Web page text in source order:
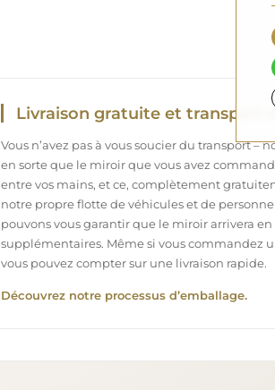
Livraison gratuite et transport
Vous n’avez pas à vous soucier du transport –
en sorte que le miroir que vous avez
entre vos mains, et ce, complètement
notre propre flotte de véhicules et de
pouvons vous garantir que le miroir arrivera en
supplémentaires. Même si vous commandez
vous pouvez compter sur une livraison rapide.
Découvrez notre processus d’emballage.